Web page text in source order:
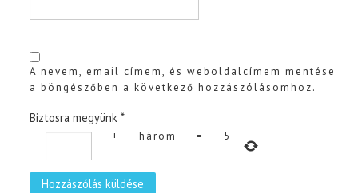
A nevem, email címem, és weboldalcímem mentése
a böngészőben a következő hozzászólásomhoz.
Biztosra megyünk *
+ három = 5